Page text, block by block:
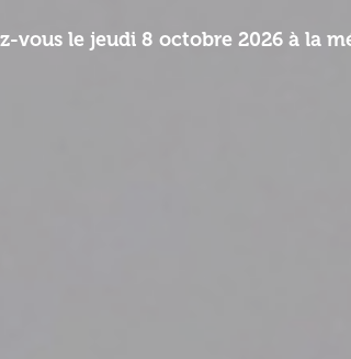
vous le jeudi 8 octobre 2026 à la